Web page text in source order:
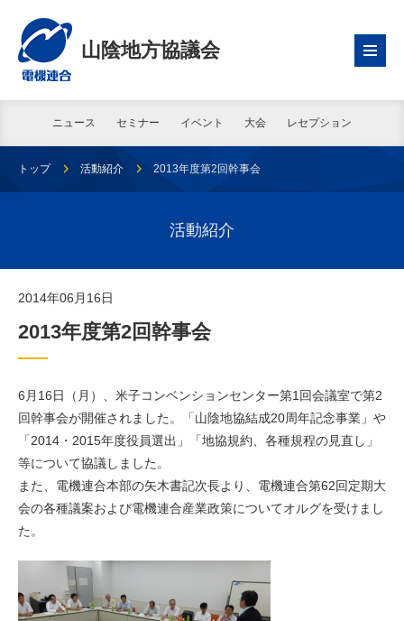
山陰地方協議会
ニュース セミナー イベント 大会 レセプション
トップ 活動紹介 2013年度第2回幹事会
活動紹介
2014年06月16日
2013年度第2回幹事会
6月16日（月）、米子コンベンションセンター第1回会議室で第2
回幹事会が開催されました。「山陰地協結成20周年記念事業」や
「2014・2015年度役員選出」「地協規約、各種規程の見直し」
等について協議しました。
また、電機連合本部の矢木書記次長より、電機連合第62回定期大
会の各種議案および電機連合産業政策についてオルグを受けまし
た。